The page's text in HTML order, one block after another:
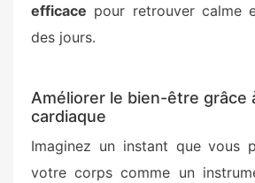
efficace pour retrouver calme
des jours.
Améliorer le bien-être grâce
cardiaque
Imaginez un instant que vous
votre corps comme un